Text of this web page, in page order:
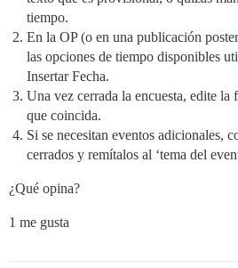
tiempo.
En la OP (o en una publicación
las opciones de tiempo disponibles
Insertar Fecha.
Una vez cerrada la encuesta, edite la
que coincida.
Si se necesitan eventos adicionales,
cerrados y remítalos al ‘tema del
¿Qué opina?
1 me gusta